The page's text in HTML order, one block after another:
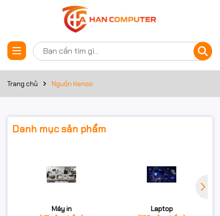
Trang chủ Nguồn Kenoo
Danh mục sản phẩm
Máy in
Laptop